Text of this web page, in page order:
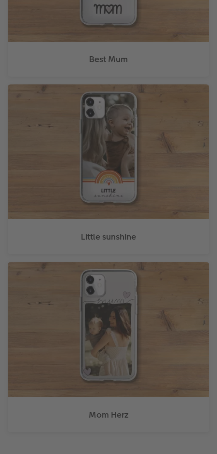
Best Mum
Little sunshine
Mom Herz